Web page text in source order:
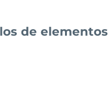
de elementos